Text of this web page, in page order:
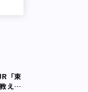
「東
えて